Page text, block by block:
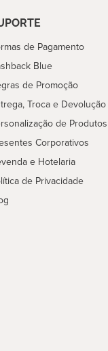
de Pagamento
Blue
de Promoção
Troca e Devolução
de Produtos
Corporativos
e Hotelaria
de Privacidade